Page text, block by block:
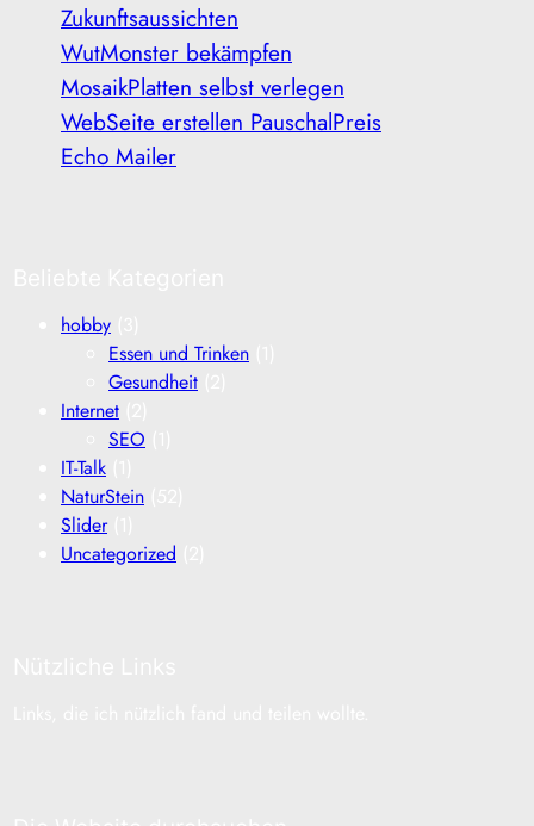
Zukunftsaussichten
WutMonster bekämpfen
MosaikPlatten selbst verlegen
WebSeite erstellen PauschalPreis
Echo Mailer
hobby
Essen und Trinken
Gesundheit
Internet
SEO
IT-Talk
NaturStein
Slider(1)
Uncategorized